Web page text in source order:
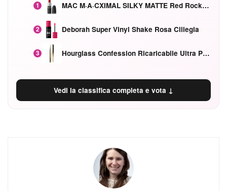
1 MAC M·A·CXIMAL SILKY MATTE Red Rock mat
2 Deborah Super Vinyl Shake Rosa Ciliegia
3 Hourglass Confession Ricaricabile Ultra Preciso Ad Alta Intensità Secretly Classic Red
Vedi la classifica completa e vota ↓